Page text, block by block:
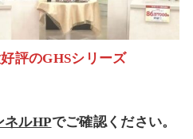
評のGHSシリーズ
ネルHPでご確認ください。